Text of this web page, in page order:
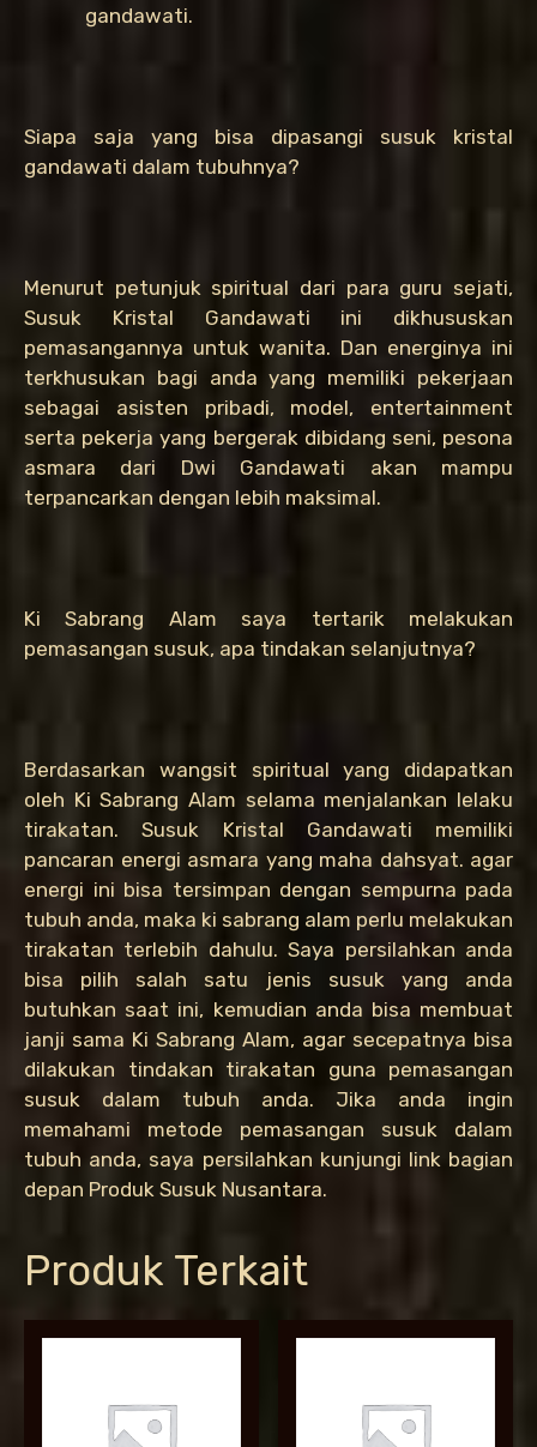
gandawati.
Siapa saja yang bisa dipasangi susuk kristal
gandawati dalam tubuhnya?
Menurut petunjuk spiritual dari para guru sejati,
Susuk Kristal Gandawati ini dikhususkan
pemasangannya untuk wanita. Dan energinya ini
terkhusukan bagi anda yang memiliki pekerjaan
sebagai asisten pribadi, model, entertainment
serta pekerja yang bergerak dibidang seni, pesona
asmara dari Dwi Gandawati akan mampu
terpancarkan dengan lebih maksimal.
Ki Sabrang Alam saya tertarik melakukan
pemasangan susuk, apa tindakan selanjutnya?
Berdasarkan wangsit spiritual yang didapatkan
oleh Ki Sabrang Alam selama menjalankan lelaku
tirakatan. Susuk Kristal Gandawati memiliki
pancaran energi asmara yang maha dahsyat. agar
energi ini bisa tersimpan dengan sempurna pada
tubuh anda, maka ki sabrang alam perlu melakukan
tirakatan terlebih dahulu. Saya persilahkan anda
bisa pilih salah satu jenis susuk yang anda
butuhkan saat ini, kemudian anda bisa membuat
janji sama Ki Sabrang Alam, agar secepatnya bisa
dilakukan tindakan tirakatan guna pemasangan
susuk dalam tubuh anda. Jika anda ingin
memahami metode pemasangan susuk dalam
tubuh anda, saya persilahkan kunjungi link bagian
depan Produk Susuk Nusantara.
Produk Terkait